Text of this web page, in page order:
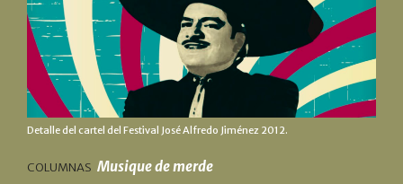
Detalle del cartel del Festival José Alfredo Jiménez 2012.
COLUMNAS Musique de merde